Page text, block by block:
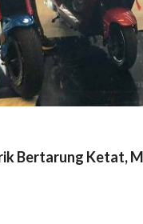
Bertarung Ketat,